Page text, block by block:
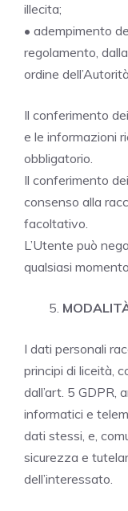
illecita;
• adempimento
regolamento,
ordine
Il conferimento
e le informazioni
obbligatorio.
Il conferimento
consenso alla
facoltativo.
L’Utente può
qualsiasi
I dati personali
principi di liceità,
dall’art. 5 GDPR,
informatici e
dati stessi, e,
sicurezza e
dell’interessato.